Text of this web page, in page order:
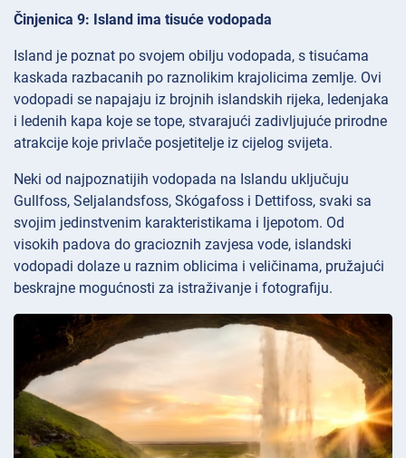
Činjenica 9: Island ima tisuće vodopada
Island je poznat po svojem obilju vodopada, s tisućama
kaskada razbacanih po raznolikim krajolicima zemlje. Ovi
vodopadi se napajaju iz brojnih islandskih rijeka, ledenjaka
i ledenih kapa koje se tope, stvarajući zadivljujuće prirodne
atrakcije koje privlače posjetitelje iz cijelog svijeta.
Neki od najpoznatijih vodopada na Islandu uključuju
Gullfoss, Seljalandsfoss, Skógafoss i Dettifoss, svaki sa
svojim jedinstvenim karakteristikama i ljepotom. Od
visokih padova do gracioznih zavjesa vode, islandski
vodopadi dolaze u raznim oblicima i veličinama, pružajući
beskrajne mogućnosti za istraživanje i fotografiju.